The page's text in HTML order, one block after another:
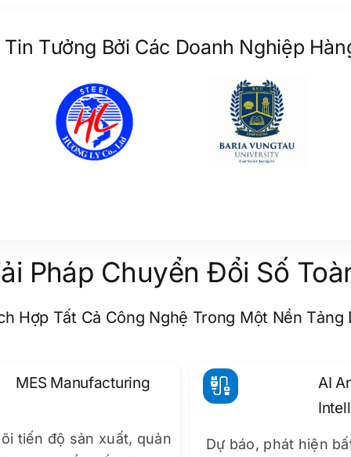
Tưởng Bởi Các Doanh Nghiệp
Pháp Chuyển Đổi Số
Hợp Tất Cả Công Nghệ Trong Một Nền Tảng
MES Manufacturing
tiến độ sản xuất, quản
AI
Dự báo, phát hiện